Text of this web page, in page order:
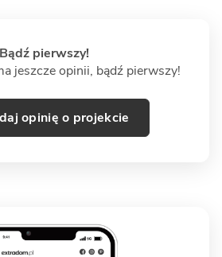
Bądź pierwszy!
jeszcze opinii, bądź pierwszy!
opinię o projekcie